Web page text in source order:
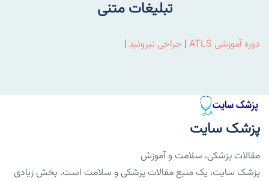
تبلیغات متنی
دوره آموزشی ATLS | جراحی تیروئید |
پزشک سایت
مقالات پزشکی، سلامت و آموزش
پزشک سایت، یک منبع مقالات پزشکی و سلامت است. بخش زیادی